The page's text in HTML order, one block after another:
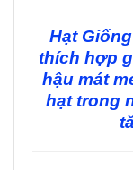
Hạt
thích hợp
hậu mát
hạt trong